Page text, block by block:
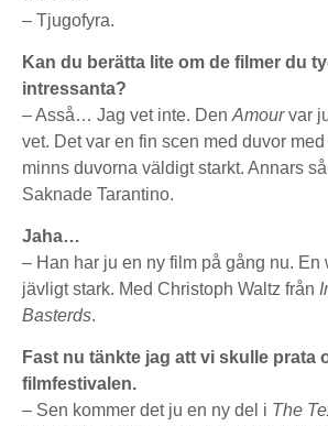
– Tjugofyra.
Kan du berätta lite om de filmer du
intressanta?
– Asså… Jag vet inte. Den Amourvar
vet. Det var en fin scen med duvor
minns duvorna väldigt starkt. Annars
Saknade Tarantino.
Jaha…
– Han har ju en ny film på gång nu. En
jävligt stark. Med Christoph Waltz från
Basterds.
Fast nu tänkte jag att vi skulle prata
filmfestivalen.
– Sen kommer det ju en ny del i The